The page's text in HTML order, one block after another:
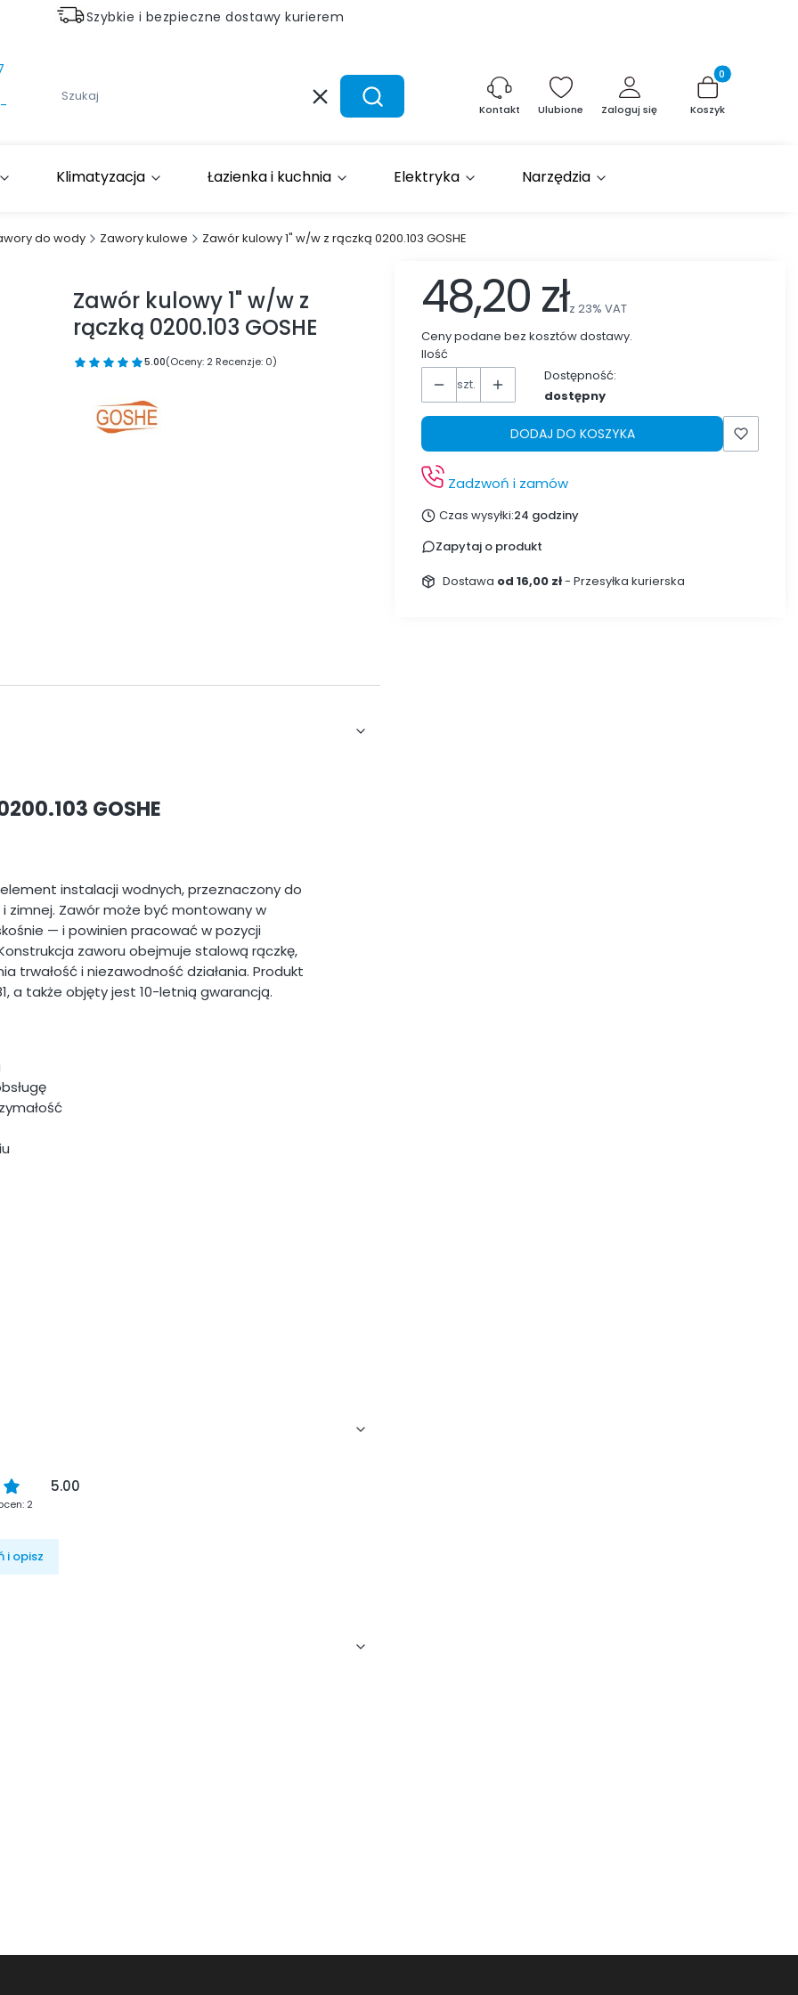
Szybkie i bezpieczne dostawy kurierem
WyczyśćSzukaj Kontakt Ulubione Zaloguj się
Produkty w
Koszyk
Klimatyzacja Łazienka i kuchnia Elektryka Narzędzia
do wody Zawory kulowe Zawór kulowy 1" w/w z rączką 0200.103 GOSHE
Zawór kulowy 1" w/w z
rączką 0200.103 GOSHE
5.00(Oceny: 2 Recenzje: 0)
GOSHE
element instalacji wodnych, przeznaczony do
zimnej. Zawór może być montowany w
— i powinien pracować w pozycji
zaworu obejmuje stalową rączkę,
trwałość i niezawodność działania. Produkt
a także objęty jest 10-letnią gwarancją.
5.00
2
i opisz
48,20 złz 23% VAT
Ceny podane bez kosztów dostawy.
Ilość
szt.
Dostępność:
dostępny
DODAJ DO KOSZYKA
Zadzwoń i zamów
Czas wysyłki:24 godziny
Zapytaj o produkt
Dostawa od 16,00 zł- Przesyłka kurierska